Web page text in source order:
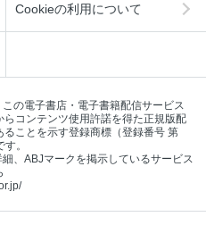
Cookieの利用について
の電子書店・電子書籍配信サービス
らコンテンツ使用許諾を得た正規版配
ることを示す登録商標（登録番号 第
。
、ABJマークを掲示しているサービス